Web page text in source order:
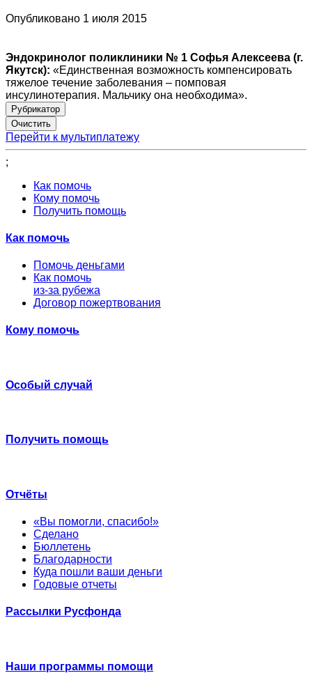
Опубликовано 1 июля 2015
Эндокринолог поликлиники № 1 Софья Алексеева (г.
Якутск): «Единственная возможность компенсировать
тяжелое течение заболевания – помповая
инсулинотерапия. Мальчику она необходима».
Рубрикатор
Перейти к мультиплатежу
;
Как помочь
Кому помочь
Получить помощь
Как помочь
Помочь деньгами
Как помочь
из-за рубежа
Договор пожертвования
Кому помочь
Особый случай
Получить помощь
Отчёты
«Вы помогли, спасибо!»
Сделано
Бюллетень
Благодарности
Куда пошли ваши деньги
Годовые отчеты
Рассылки Русфонда
Наши программы помощи